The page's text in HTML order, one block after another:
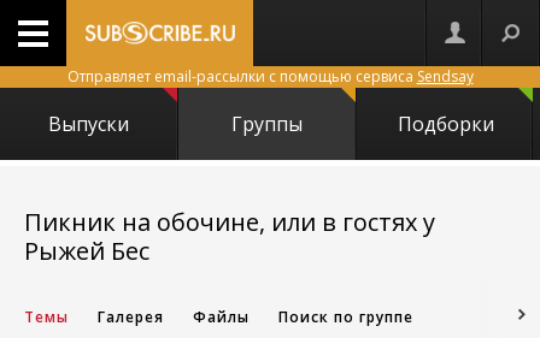
Отправляет email-рассылки с помощью сервиса Sendsay
Выпуски Группы Подборки
Пикник на обочине, или в гостях у
Рыжей Бес
Темы Галерея Файлы Поиск по группе